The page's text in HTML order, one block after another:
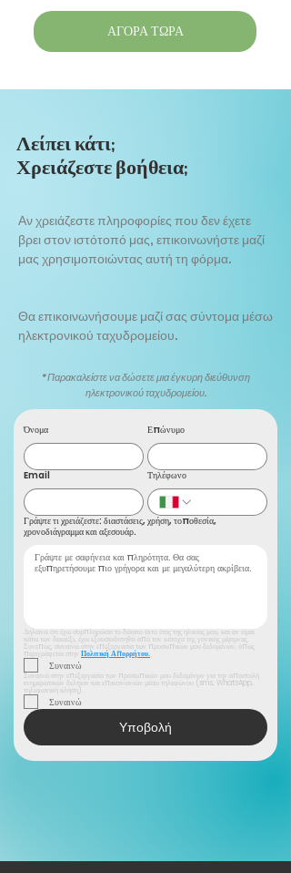
ΑΓΟΡΑ ΤΩΡΑ
Λείπει κάτι;
Χρειάζεστε βοήθεια;
Αν χρειάζεστε πληροφορίες που δεν έχετε
βρει στον ιστότοπό μας, επικοινωνήστε μαζί
μας χρησιμοποιώντας αυτή τη φόρμα.
Θα επικοινωνήσουμε μαζί σας σύντομα μέσω
ηλεκτρονικού ταχυδρομείου.
*Παρακαλείστε να δώσετε μια έγκυρη διεύθυνση
ηλεκτρονικού ταχυδρομείου.
Όνομα Επώνυμο
Email Τηλέφωνο
Γράψτε τι χρειάζεστε: διαστάσεις, χρήση, τοποθεσία,
χρονοδιάγραμμα και αξεσουάρ.
Δηλώνω ότι έχω συμπληρώσει το δέκατο έκτο έτος της ηλικίας μου, και αν είμαι
κάτω των δεκαέξι, έχω εξουσιοδοτηθεί από τον κάτοχο της γονικής μέριμνας.
Συνεπώς, συναινώ στην επεξεργασία των προσωπικών μου δεδομένων, όπως
περιγράφεται στην Πολιτική Απορρήτου.
Συναινώ
Συναινώ στην επεξεργασία των προσωπικών μου δεδομένων για την αποστολή
ενημερωτικών δελτίων και επικοινωνιών μέσω τηλεφώνου (sms, WhatsApp,
τηλεφωνική κλήση).
Συναινώ
Υποβολή